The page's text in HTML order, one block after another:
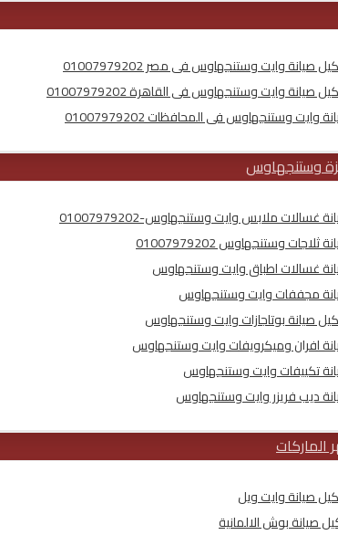
صيانة وايت وستنجهاوس فى مصر 01007979202
صيانة وايت وستنجهاوس فى القاهرة 01007979202
وايت وستنجهاوس فى المحافظات 01007979202
وستنجهاوس
غسالات ملابس وايت وستنجهاوس-01007979202
ثلاجات وستنجهاوس 01007979202
غسالات اطباق وايت وستنجهاوس
مجففات وايت وستنجهاوس
صيانة بوتاجازات وايت وستنجهاوس
افران وميكرويفات وايت وستنجهاوس
تكييفات وايت وستنجهاوس
ديب فريزر وايت وستنجهاوس
الماركات
صيانة وايت ويل
صيانة بوش الالمانية